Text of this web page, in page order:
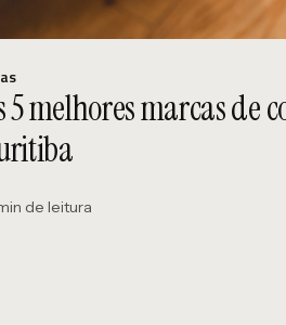
5 melhores marcas de
de leitura